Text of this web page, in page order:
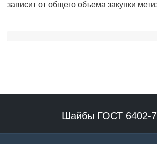
зависит от общего объема закупки
Шайбы ГОСТ 6402-